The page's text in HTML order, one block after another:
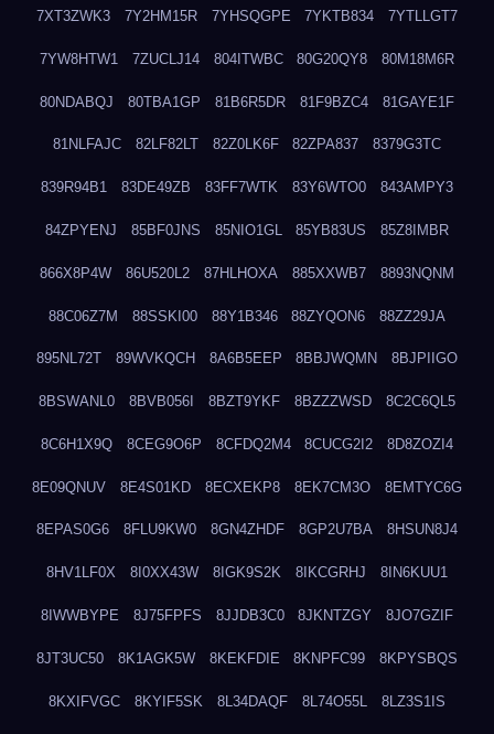
7XT3ZWK3 7Y2HM15R 7YHSQGPE 7YKTB834 7YTLLGT7
7YW8HTW1 7ZUCLJ14 804ITWBC 80G20QY8 80M18M6R
80NDABQJ 80TBA1GP 81B6R5DR 81F9BZC4 81GAYE1F
81NLFAJC 82LF82LT 82Z0LK6F 82ZPA837 8379G3TC
839R94B1 83DE49ZB 83FF7WTK 83Y6WTO0 843AMPY3
84ZPYENJ 85BF0JNS 85NIO1GL 85YB83US 85Z8IMBR
866X8P4W 86U520L2 87HLHOXA 885XXWB7 8893NQNM
88C06Z7M 88SSKI00 88Y1B346 88ZYQON6 88ZZ29JA
895NL72T 89WVKQCH 8A6B5EEP 8BBJWQMN 8BJPIIGO
8BSWANL0 8BVB056I 8BZT9YKF 8BZZZWSD 8C2C6QL5
8C6H1X9Q 8CEG9O6P 8CFDQ2M4 8CUCG2I2 8D8ZOZI4
8E09QNUV 8E4S01KD 8ECXEKP8 8EK7CM3O 8EMTYC6G
8EPAS0G6 8FLU9KW0 8GN4ZHDF 8GP2U7BA 8HSUN8J4
8HV1LF0X 8I0XX43W 8IGK9S2K 8IKCGRHJ 8IN6KUU1
8IWWBYPE 8J75FPFS 8JJDB3C0 8JKNTZGY 8JO7GZIF
8JT3UC50 8K1AGK5W 8KEKFDIE 8KNPFC99 8KPYSBQS
8KXIFVGC 8KYIF5SK 8L34DAQF 8L74O55L 8LZ3S1IS